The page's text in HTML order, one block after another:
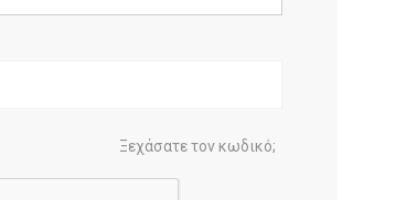
Ξεχάσατε τον κωδικό;